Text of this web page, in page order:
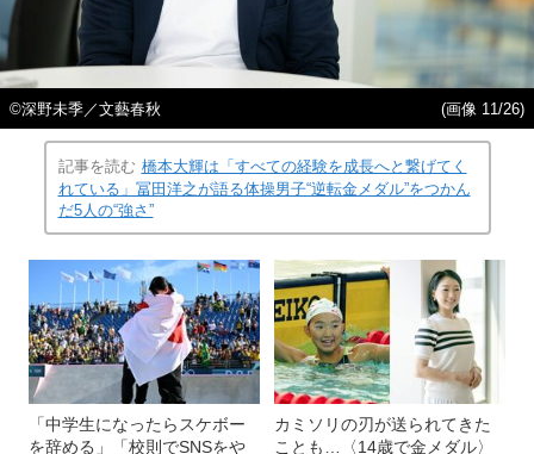
©深野未季／文藝春秋 (画像 11/26)
記事を読む 橋本大輝は「すべての経験を成長へと繋げてく
れている」冨田洋之が語る体操男子“逆転金メダル”をつかん
だ5人の“強さ”
「中学生になったらスケボー
を辞める」「校則でSNSをや
カミソリの刃が送られてきた
ことも…〈14歳で金メダル〉